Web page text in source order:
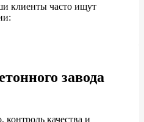
клиенты часто ищут
завода
контроль качества и